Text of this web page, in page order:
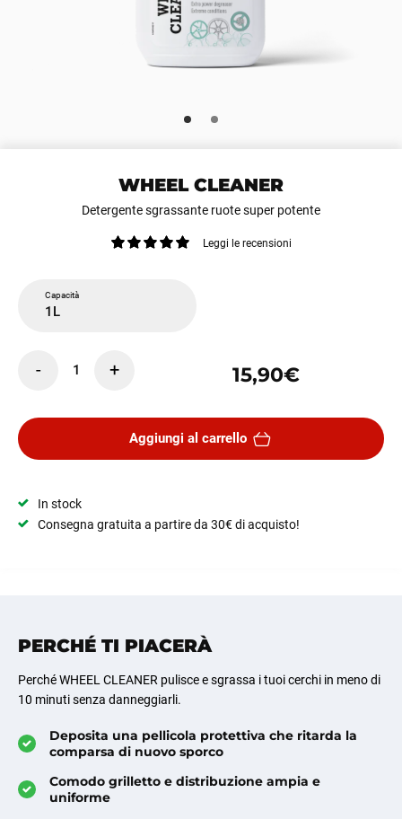
WHEEL CLEANER
Detergente sgrassante ruote super potente
Leggi le recensioni
Capacità
1L
- 1 + 15,90€
Aggiungi al carrello
In stock
Consegna gratuita a partire da 30€ di acquisto!
PERCHÉ TI PIACERÀ
Perché WHEEL CLEANER pulisce e sgrassa i tuoi cerchi in meno di
10 minuti senza danneggiarli.
Deposita una pellicola protettiva che ritarda la
comparsa di nuovo sporco
Comodo grilletto e distribuzione ampia e
uniforme